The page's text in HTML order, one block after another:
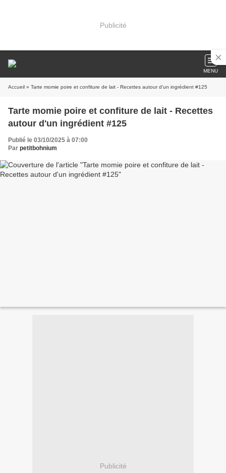
Publicité
MENU
Accueil » Tarte momie poire et confiture de lait - Recettes autour d'un ingrédient #125
Tarte momie poire et confiture de lait - Recettes
autour d'un ingrédient #125
Publié le 03/10/2025 à 07:00
Par petitbohnium
Publicité